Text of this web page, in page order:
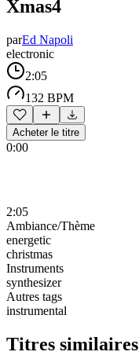
Xmas4
parEd Napoli
electronic
2:05
132 BPM
Acheter le titre
0:00
2:05
Ambiance/Thème
energetic
christmas
Instruments
synthesizer
Autres tags
instrumental
Titres similaires